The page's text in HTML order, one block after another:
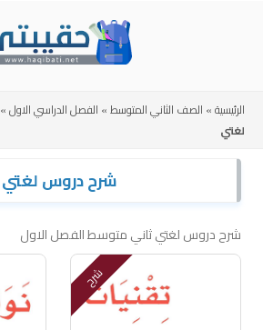
الرئيسية» الصف الثاني المتوسط» الفصل الدراسي الاول»
لغتي
شرح دروس لغتي
شرح دروس لغتي ثاني متوسط الفصل الاول
شرح